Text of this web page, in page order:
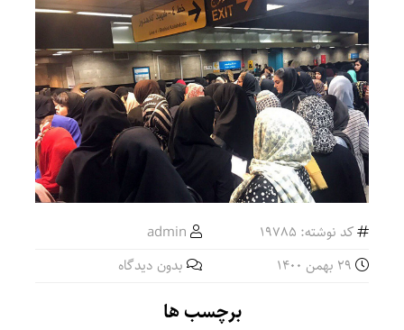
کد نوشته: 19785
admin
بدون دیدگاه
برچسب ها